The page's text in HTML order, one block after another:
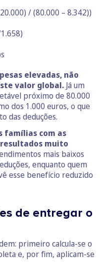
/ (80.000 – 8.342))
elevadas, não
valor global. Já um
próximo de 80.000
dos 1.000 euros, o que
das deduções.
famílias com as
muito
mais baixos
enquanto quem
esse benefício reduzido
de entregar o
primeiro calcula-se o
e, por fim, aplicam-se